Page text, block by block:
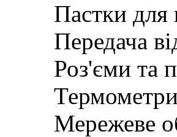
Пастки для
Передача
Роз'єми та
Мережеве